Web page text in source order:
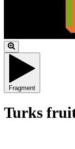
Fragment
Turks